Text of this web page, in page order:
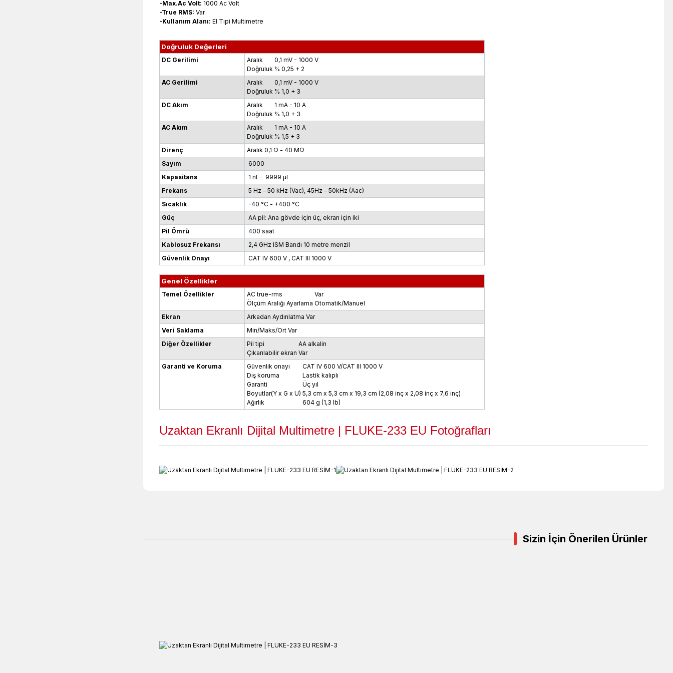
-Max.Ac Volt: 1000 Ac Volt
-True RMS: Var
-Kullanım Alanı: El Tipi Multimetre
Doğruluk Değerleri
DC Gerilimi Aralık
0,1 mV - 1000 V
Doğruluk % 0,25 + 2
AC Gerilimi
Aralık
0,1 mV - 1000 V
Doğruluk % 1,0 + 3
DC Akım
Aralık
1 mA - 10 A
Doğruluk % 1,0 + 3
AC Akım
Aralık
1 mA - 10 A
Doğruluk % 1,5 + 3
Direnç
Aralık 0,1 Ω - 40 MΩ
Sayım
6000
Kapasitans
1 nF - 9999 μF
Frekans
5 Hz – 50 kHz (Vac), 45Hz – 50kHz (Aac)
Sıcaklık
-40 °C - +400 °C
Güç
AA pil: Ana gövde için üç, ekran için iki
Pil Ömrü
400 saat
Kablosuz Frekansı
2,4 GHz ISM Bandı 10 metre menzil
Güvenlik Onayı
CAT IV 600 V , CAT III 1000 V
Genel Özellikler
Temel Özellikler AC true-rms
Var
Ölçüm Aralığı Ayarlama Otomatik/Manuel
Ekran
Arkadan Aydınlatma Var
Veri Saklama
Min/Maks/OrtVar
Diğer Özellikler
Pil tipi
AA alkalin
Çıkarılabilir ekran Var
Garanti ve Koruma
Güvenlik onayı
CAT IV 600 V/CAT III 1000 V
Dış koruma
Lastik kalıplı
Garanti
Üç yıl
Boyutlar(Y x G x U) 5,3 cm x 5,3 cm x 19,3 cm (2,08 inç x 2,08 inç x 7,6 inç)
Ağırlık
604 g (1,3 Ib)
Uzaktan Ekranlı Dijital Multimetre | FLUKE-233 EU Fotoğrafları
Sizin İçin Önerilen Ürünler